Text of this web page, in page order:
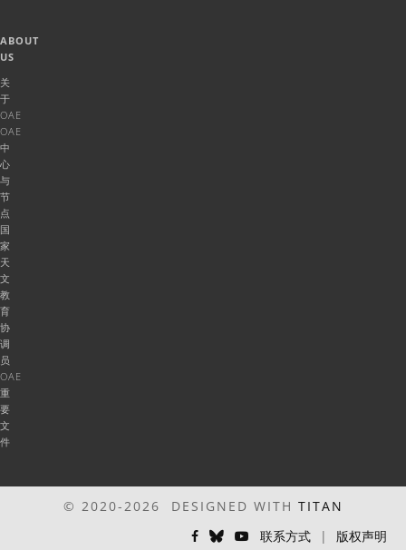
ABOUT
US
关
于
OAE
OAE
中
心
与
节
点
国
家
天
文
教
育
协
调
员
OAE
重
要
文
件
© 2020-2026 DESIGNED WITH TITAN
联系方式
| 版权声明